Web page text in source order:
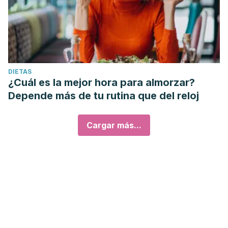
DIETAS
¿Cuál es la mejor hora para almorzar?
Depende más de tu rutina que del reloj
Cargar más...